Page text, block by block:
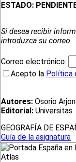
ESTADO:
Si desea recibir
introduzca su correo.
Correo electrónico:
Acepto la Política
Autores: Osorio
Editorial: Universitas
GEOGRAFÍA DE
Guía de la asignatura
Atlas